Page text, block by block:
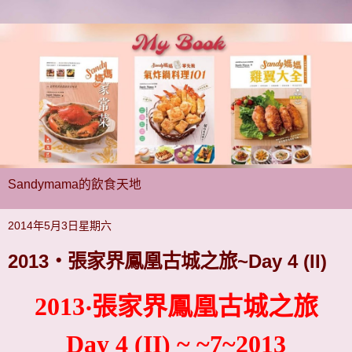
Sandymama的飲食天地
2014年5月3日星期六
2013‧張家界鳳凰古城之旅~Day 4 (II)
2013‧張家界鳳凰古城之旅
Day 4 (II) ~ ~7~2013